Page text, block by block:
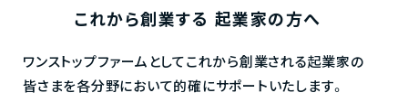
これから創業する 起業家の方へ
ワンストップファームとしてこれから創業される起業家の
皆さまを各分野において的確にサポートいたします。